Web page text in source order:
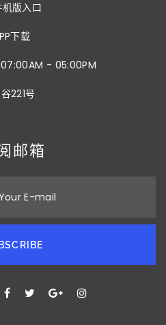
版入口
下载
- 05:00PM
221号
邮箱
E-mail